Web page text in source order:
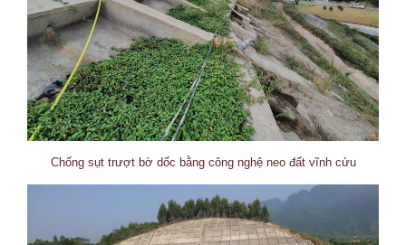
Chống sụt trượt bờ dốc bằng công nghệ neo đất vĩnh cửu